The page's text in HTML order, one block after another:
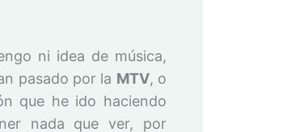
ni idea de música,
pasado por la MTV, o
que he ido haciendo
nada que ver, por